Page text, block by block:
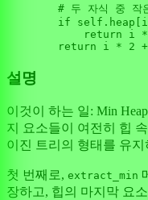
# 두 자식 중 작
if
self
return i *
return i * 2 +
설명
이것이 하는 일: Min
지 요소들이 여전히 힙
이진 트리의 형태를 유
첫 번째로, extract_min
장하고, 힙의 마지막 요